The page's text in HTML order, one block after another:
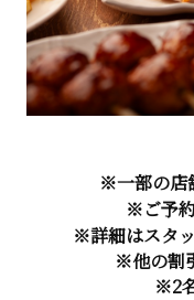
※一部の店
※ご予
※詳細はスタ
※他の割
※2